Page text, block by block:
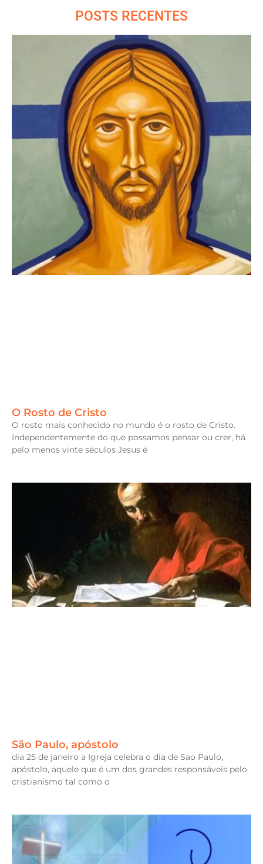
POSTS RECENTES
O Rosto de Cristo
O rosto mais conhecido no mundo é o rosto de Cristo.
Independentemente do que possamos pensar ou crer, há
pelo menos vinte séculos Jesus é
São Paulo, apóstolo
dia 25 de janeiro a Igreja celebra o dia de Sao Paulo,
apóstolo, aquele que é um dos grandes responsáveis pelo
cristianismo tal como o